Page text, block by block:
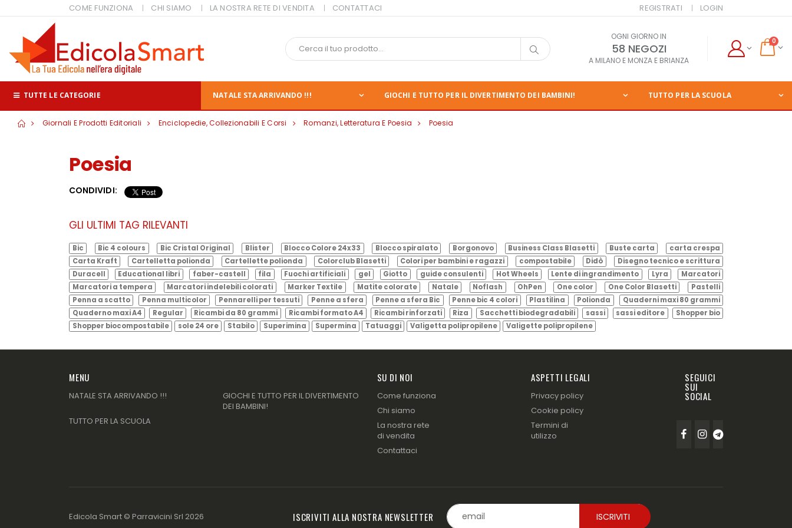
COME FUNZIONA CHI SIAMO LA NOSTRA RETE DI VENDITA CONTATTACI REGISTRATI LOGIN
OGNI GIORNO IN
58 NEGOZI
A MILANO E MONZA E BRIANZA
0
TUTTE LE CATEGORIE NATALE STA ARRIVANDO !!! GIOCHI E TUTTO PER IL DIVERTIMENTO DEI BAMBINI! TUTTO PER LA SCUOLA
Giornali E Prodotti Editoriali Enciclopedie, Collezionabili E Corsi Romanzi, Letteratura E Poesia Poesia
Poesia
CONDIVIDI:
GLI ULTIMI TAG RILEVANTI
Bic Bic 4 colours Bic Cristal Original Blister Blocco Colore 24x33 Blocco spiralato Borgonovo Business Class Blasetti Buste carta
carta crespa
Carta Kraft
Cartelletta polionda Cartellette polionda Colorclub Blasetti Colori per bambini e ragazzi compostabile Didò
Disegno tecnico e scrittura
Duracell
Educational libri faber-castell fila Fuochi artificiali gel Giotto guide consulenti Hot Wheels Lente di ingrandimento Lyra
Marcatori
Marcatori a tempera
Marcatori indelebili colorati Marker Textile Matite colorate Natale Noflash OhPen One color One Color Blasetti
Pastelli
Penna a scatto
Penna multicolor Pennarelli per tessuti Penne a sfera Penne a sfera Bic Penne bic 4 colori Plastilina Polionda
Quaderni maxi 80 grammi
Quaderno maxi A4
Regular Ricambi da 80 grammi Ricambi formato A4 Ricambi rinforzati Riza Sacchetti biodegradabili sassi sassi editore
Shopper bio
Shopper biocompostabile
sole 24 ore Stabilo Superimina Supermina Tatuaggi Valigetta polipropilene Valigette polipropilene
MENU
NATALE STA ARRIVANDO !!!
GIOCHI E TUTTO PER IL DIVERTIMENTO
DEI BAMBINI!
TUTTO PER LA SCUOLA
SU DI NOI
Come funziona
Chi siamo
La nostra rete
di vendita
Contattaci
ASPETTI LEGALI
Privacy policy
Cookie policy
Termini di
utilizzo
SEGUICI
SUI
SOCIAL
Edicola Smart © Parravicini Srl 2026 ISCRIVITI ALLA NOSTRA NEWSLETTER